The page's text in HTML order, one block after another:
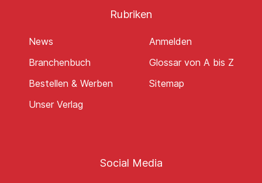
Rubriken
News
Branchenbuch
Bestellen & Werben
Unser Verlag
Anmelden
Glossar von A bis Z
Sitemap
Social Media